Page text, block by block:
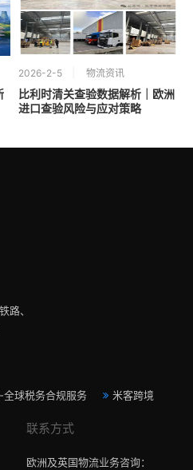
2026-2-5 物流资讯
比利时清关查验数据解析｜欧洲
进口查验风险与应对策略
路、
全球税务合规服务 米客跨境
联系方式
欧洲及英国物流业务咨询：